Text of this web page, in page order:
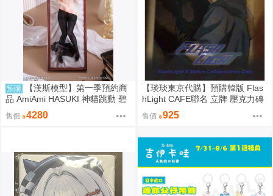
預購
【漢斯模型】第一季預約商
品 AmiAmi HASUKI 神貓跳動 碧
藍航線 聖路易斯 抱枕圖原畫 1/6
PVC
售價 4280
【琰琰東京代購】預購韓版 Flas
hLight CAFE聯名 立牌 壓克力磚
小卡 19R 明信片組 插圖卡組 收
藏冊 艾倫 有鎮
售價 925